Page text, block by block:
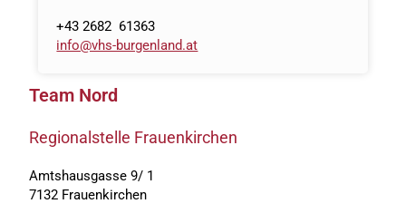
+43 2682 61363
info@vhs-burgenland.at
Team Nord
Regionalstelle Frauenkirchen
Amtshausgasse 9/ 1
7132 Frauenkirchen